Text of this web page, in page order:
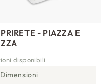
- PIAZZA E
disponibili